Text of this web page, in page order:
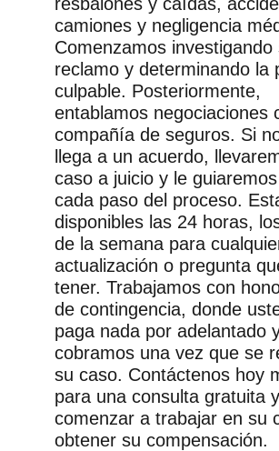
camiones y negligencia
Comenzamos investigando
reclamo y determinando la
culpable. Posteriormente,
entablamos negociaciones
compañía de seguros. Si
llega a un acuerdo,
caso a juicio y le
cada paso del proceso.
disponibles las 24 horas,
de la semana para
actualización o pregunta
tener. Trabajamos con
de contingencia, donde
paga nada por adelantado
cobramos una vez que se
su caso. Contáctenos hoy
para una consulta gratuita
comenzar a trabajar en su
obtener su compensación.